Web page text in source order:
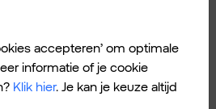
2012
accepteren’ om optimale
informatie of je cookie
Klik hier. Je kan je keuze altijd